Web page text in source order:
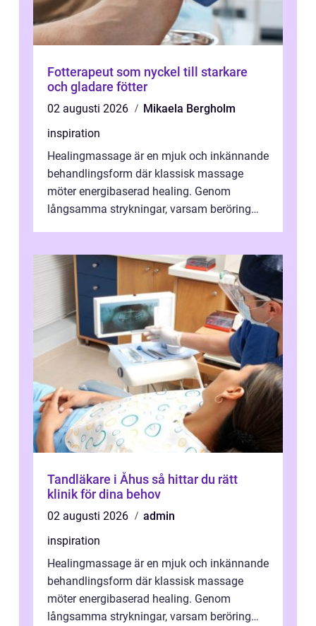
Fotterapeut som nyckel till starkare
och gladare fötter
02 augusti 2026
Mikaela Bergholm
inspiration
Healingmassage är en mjuk och inkännande
behandlingsform där klassisk massage
möter energibaserad healing. Genom
långsamma strykningar, varsam beröring
Tandläkare i Åhus så hittar du rätt
klinik för dina behov
02 augusti 2026
admin
inspiration
Healingmassage är en mjuk och inkännande
behandlingsform där klassisk massage
möter energibaserad healing. Genom
långsamma strykningar, varsam beröring